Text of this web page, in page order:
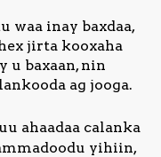
waa inay baxdaa,
jirta kooxaha
u baxaan, nin
ag jooga.
ahaadaa calanka
yihiin,